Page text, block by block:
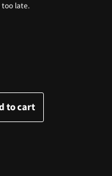
too late.
to cart